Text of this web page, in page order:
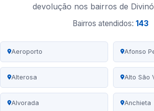
devolução nos bairros de
Bairros atendidos: 143
Aeroporto Afonso
Alterosa Alto São
Alvorada Anchieta